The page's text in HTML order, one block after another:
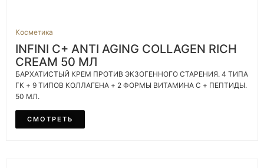
Косметика
INFINI C+ ANTI AGING COLLAGEN RICH
CREAM 50 МЛ
БАРХАТИСТЫЙ КРЕМ ПРОТИВ ЭКЗОГЕННОГО СТАРЕНИЯ. 4 ТИПА
ГК + 9 ТИПОВ КОЛЛАГЕНА + 2 ФОРМЫ ВИТАМИНА C + ПЕПТИДЫ.
50 МЛ.
СМОТРЕТЬ